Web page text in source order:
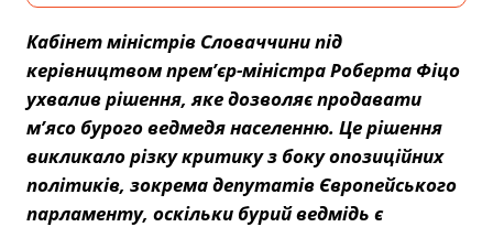
Кабінет міністрів Словаччини під
керівництвом прем’єр-міністра Роберта Фіцо
ухвалив рішення, яке дозволяє продавати
м’ясо бурого ведмедя населенню. Це рішення
викликало різку критику з боку опозиційних
політиків, зокрема депутатів Європейського
парламенту, оскільки бурий ведмідь є